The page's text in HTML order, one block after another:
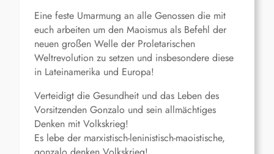
Eine feste Umarmung an alle Genossen die mit
euch arbeiten um den Maoismus als Befehl der
neuen großen Welle der Proletarischen
Weltrevolution zu setzen und insbesondere diese
in Lateinamerika und Europa!
Verteidigt die Gesundheit und das Leben des
Vorsitzenden Gonzalo und sein allmächtiges
Denken mit Volkskrieg!
Es lebe der marxistisch-leninistisch-maoistische,